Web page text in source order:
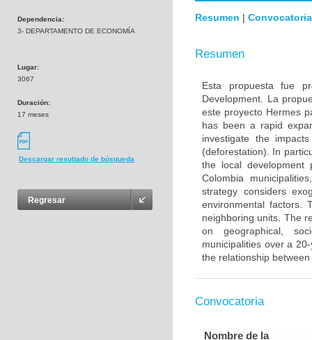
Dependencia:
3- DEPARTAMENTO DE ECONOMÍA
Lugar:
3067
Duración:
17 meses
Descargar resultado de búsqueda
Regresar
Resumen | Convocatoria
Resumen
Esta propuesta fue
Development. La
este proyecto Hermes
has been a rapid
investigate the
(deforestation). In
the local development
Colombia
strategy considers
environmental factors.
neighboring units. The
on geographical,
municipalities over a
the relationship
Convocatoria
Nombre de la